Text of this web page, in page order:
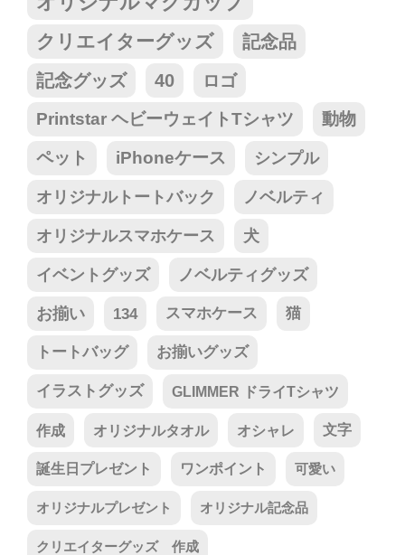
クリエイターグッズ
記念品
記念グッズ
40 ロゴ
Printstar ヘビーウェイトTシャツ 動物
ペット iPhoneケース シンプル
オリジナルトートバック ノベルティ
オリジナルスマホケース 犬
イベントグッズ ノベルティグッズ
お揃い 134 スマホケース 猫
トートバッグ お揃いグッズ
イラストグッズ GLIMMER ドライTシャツ
作成 オリジナルタオル オシャレ 文字
誕生日プレゼント ワンポイント 可愛い
オリジナルプレゼント オリジナル記念品
クリエイターグッズ 作成